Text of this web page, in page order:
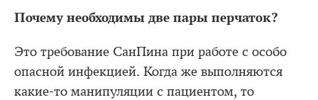
Почему необходимы две пары перчаток?
Это требование СанПина при работе с особо
опасной инфекцией. Когда же выполняются
какие-то манипуляции с пациентом, то